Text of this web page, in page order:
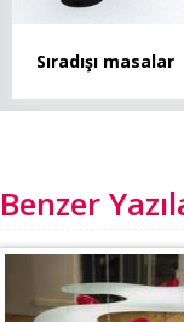
Sıradışı masalar
Benzer